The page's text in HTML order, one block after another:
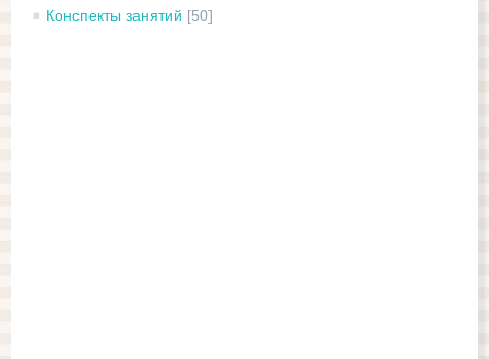
Конспекты занятий [50]